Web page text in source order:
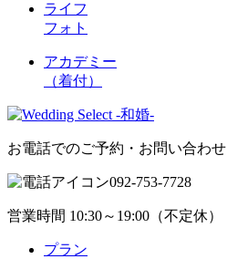
ライフ
フォト
アカデミー
（着付）
お電話でのご予約・お問い合わせ
092-753-7728
営業時間 10:30～19:00（不定休）
プラン